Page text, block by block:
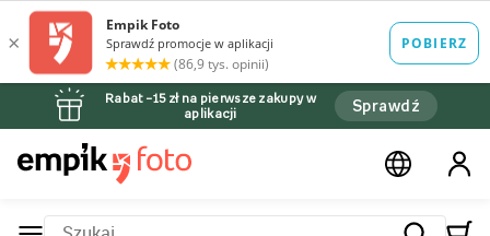
Rabat –15 zł na pierwsze zakupy w
aplikacji
Sprawdź